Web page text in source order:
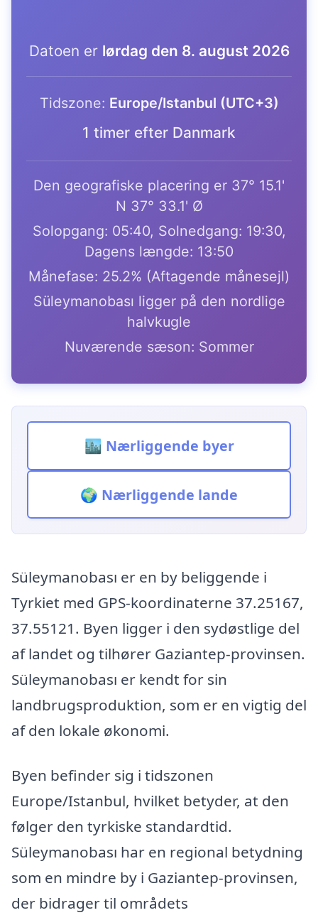
Datoen er lørdag den 8. august 2026
Tidszone: Europe/Istanbul (UTC+3)
1 timer efter Danmark
Den geografiske placering er 37° 15.1'
N 37° 33.1' Ø
Solopgang: 05:40, Solnedgang: 19:30,
Dagens længde: 13:50
Månefase: 25.2% (Aftagende månesejl)
Süleymanobası ligger på den nordlige
halvkugle
Nuværende sæson: Sommer
🏙️ Nærliggende byer
🌍 Nærliggende lande
Süleymanobası er en by beliggende i
Tyrkiet med GPS-koordinaterne 37.25167,
37.55121. Byen ligger i den sydøstlige del
af landet og tilhører Gaziantep-provinsen.
Süleymanobası er kendt for sin
landbrugsproduktion, som er en vigtig del
af den lokale økonomi.
Byen befinder sig i tidszonen
Europe/Istanbul, hvilket betyder, at den
følger den tyrkiske standardtid.
Süleymanobası har en regional betydning
som en mindre by i Gaziantep-provinsen,
der bidrager til områdets